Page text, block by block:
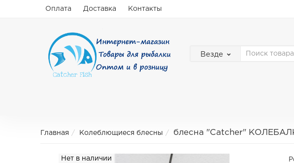
Оплата Доставка Контакты
Везде
Главная Колеблющиеся блесны блесна "Catcher"
Нет в наличии